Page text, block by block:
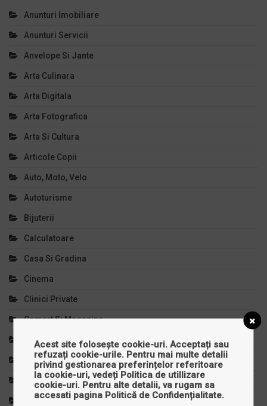
Anunturi Imobiliare
Anunturi Servicii
Anvelope Si Jante
Arta Culinara
Arta Digitala
Arta Fotografica
Arta Si Cultura
Articole Copii
Auto, Moto, Velo
Autoturisme
Bijuterii
Calculatoare
Casa Si Gradina
Cinema
Clinici Private
Comert Si Magazine
Copilul Tau
Cursuri Si Meditatii
Decoratiuni
Diverse
Acest site folosește cookie-uri. Acceptați sau
refuzați cookie-urile. Pentru mai multe detalii
privind gestionarea preferințelor referitoare
la cookie-uri, vedeți Politica de utillizare
cookie-uri. Pentru alte detalii, va rugam sa
accesati pagina Politică de Confidențialitate.